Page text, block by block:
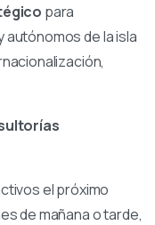
para
autónomos de la isla
el próximo
de mañana o tarde,